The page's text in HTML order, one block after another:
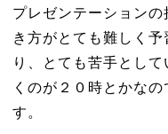
プレゼンテーション
き方がとても難しく
り、とても苦手とし
くのが２０時とかな
す。